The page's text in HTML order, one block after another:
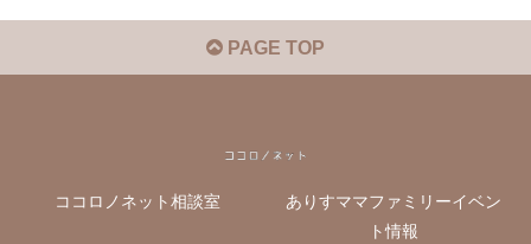
PAGE TOP
ココロノネット相談室
ありすママファミリーイベン
ト情報